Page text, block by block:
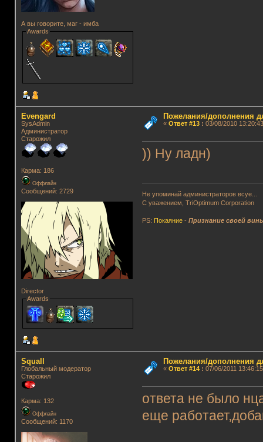
А вы говорите, маг - имба
Awards
Evengard
SysAdmin
Администратор
Старожил
Карма: 186
Оффлайн
Сообщений: 2729
Director
Awards
Пожелания/дополнения
« Ответ #13: 03/08/2010
)) Ну ладн)
Не упоминай администраторов всуе...
С уважением, TriOptimum Corporation
PS: Покаяние -Признание своей
Squall
Глобальный модератор
Старожил
Карма: 132
Оффлайн
Сообщений: 1170
Пожелания/дополнения
« Ответ #14: 07/06/2011
ответа не было
еще